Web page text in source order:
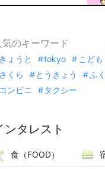
気のキーワード
きょうと tokyo こども
さくら
とうきょう
ふ
コンビニ
タクシー
ンタレスト
食（FOOD）